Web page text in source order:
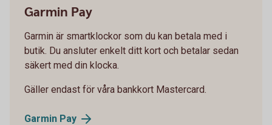
Garmin Pay
Garmin är smartklockor som du kan betala med i
butik. Du ansluter enkelt ditt kort och betalar sedan
säkert med din klocka.
Gäller endast för våra bankkort Mastercard.
Garmin Pay